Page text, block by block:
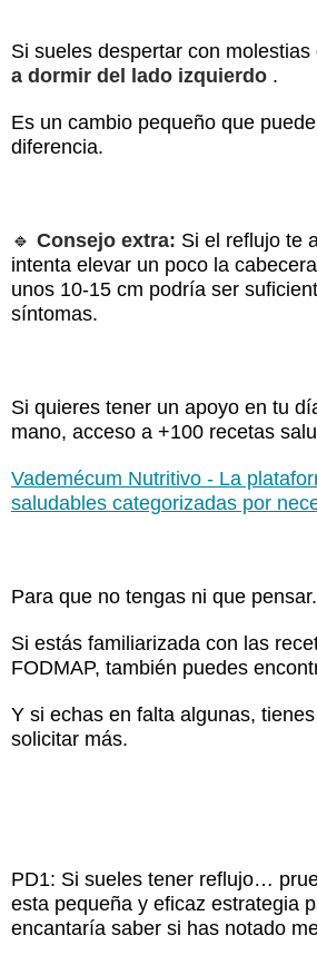
Si sueles despertar con molestias
a dormir del lado izquierdo .
Es un cambio pequeño que
diferencia.
🔹 Consejo extra: Si el reflujo te
intenta elevar un poco la
unos 10-15 cm podría ser
síntomas.
Si quieres tener un apoyo en tu
mano, acceso a +100 recetas
Vademécum Nutritivo - La
saludables categorizadas por
Para que no tengas ni que pensar.
Si estás familiarizada con las
FODMAP, también puedes
Y si echas en falta algunas,
solicitar más.
PD1: Si sueles tener reflujo…
esta pequeña y eficaz estrategia
encantaría saber si has notado